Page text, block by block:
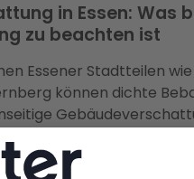
in Essen: Was
zu beachten ist
Essener Stadtteilen
können dichte
Bredeney, Werden und